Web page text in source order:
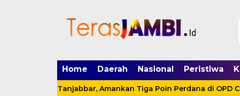
Home Daerah Nasional Peristiwa
RSUD Tanjabbar, Amankan Tiga Poin Perdana di OPD Cup